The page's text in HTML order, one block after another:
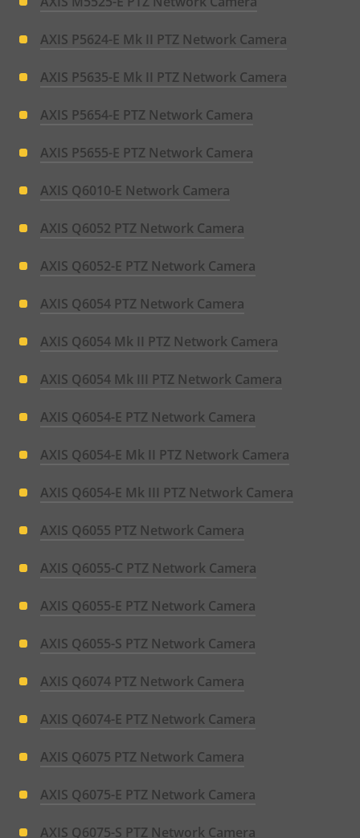
AXIS P5624-E Mk II PTZ Network Camera
AXIS P5635-E Mk II PTZ Network Camera
AXIS P5654-E PTZ Network Camera
AXIS P5655-E PTZ Network Camera
AXIS Q6010-E Network Camera
AXIS Q6052 PTZ Network Camera
AXIS Q6052-E PTZ Network Camera
AXIS Q6054 PTZ Network Camera
AXIS Q6054 Mk II PTZ Network Camera
AXIS Q6054 Mk III PTZ Network Camera
AXIS Q6054-E PTZ Network Camera
AXIS Q6054-E Mk II PTZ Network Camera
AXIS Q6054-E Mk III PTZ Network Camera
AXIS Q6055 PTZ Network Camera
AXIS Q6055-C PTZ Network Camera
AXIS Q6055-E PTZ Network Camera
AXIS Q6055-S PTZ Network Camera
AXIS Q6074 PTZ Network Camera
AXIS Q6074-E PTZ Network Camera
AXIS Q6075 PTZ Network Camera
AXIS Q6075-E PTZ Network Camera
AXIS Q6075-S PTZ Network Camera